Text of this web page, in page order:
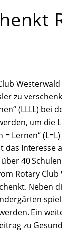
zu
(LLLL) bei
um die
Lernen“
das Interesse
40
Rotary
Neben
Ein
zu